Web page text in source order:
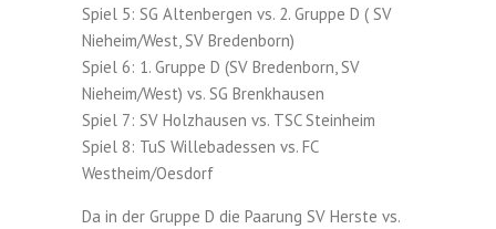
Spiel 5: SG Altenbergen vs. 2. Gruppe D ( SV
Nieheim/West, SV Bredenborn)
Spiel 6: 1. Gruppe D (SV Bredenborn, SV
Nieheim/West) vs. SG Brenkhausen
Spiel 7: SV Holzhausen vs. TSC Steinheim
Spiel 8: TuS Willebadessen vs. FC
Westheim/Oesdorf
Da in der Gruppe D die Paarung SV Herste vs.